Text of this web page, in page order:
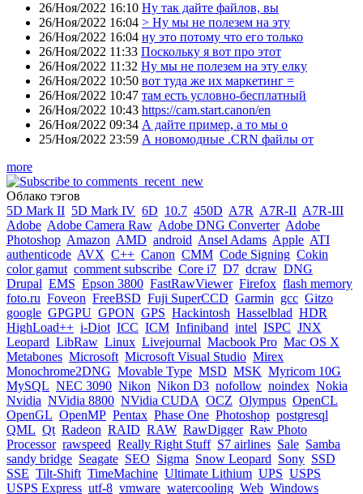
26/Ноя/2022 16:10 Ну так дайте файлов, вы
26/Ноя/2022 16:04 > Ну мы не полезем на эту
26/Ноя/2022 16:04 ну это потому что его только
26/Ноя/2022 11:33 Поскольку я вот про этот
26/Ноя/2022 11:32 Ну мы не полезем на эту елку
26/Ноя/2022 10:50 вот туда же их маркетинг =
26/Ноя/2022 10:47 там есть условно-бесплатный
26/Ноя/2022 10:43 https://cam.start.canon/en
26/Ноя/2022 09:34 А дайте пример, а то мы о
25/Ноя/2022 23:59 А новомодные .CRN файлы от
more
Облако тэгов
5D Mark II 5D Mark IV 6D 10.7 450D A7R A7R-II A7R-III
Adobe Adobe Camera Raw Adobe DNG Converter Adobe
Photoshop Amazon AMD android Ansel Adams Apple ATI
authenticode AVX C++ Canon CMM Code Signing Cokin
color gamut comment subscribe Core i7 D7 dcraw DNG
Drupal EMS Epson 3800 FastRawViewer Firefox flash memory
foto.ru Foveon FreeBSD Fuji SuperCCD Garmin gcc Gitzo
google GPGPU GPON GPS Hackintosh Hasselblad HDR
HighLoad++ i-Diot ICC ICM Infiniband intel ISPC JNX
Leopard LibRaw Linux Livejournal Macbook Pro Mac OS X
Metabones Microsoft Microsoft Visual Studio Mirex
Monochrome2DNG Movable Type MSD MSK Myricom 10G
MySQL NEC 3090 Nikon Nikon D3 nofollow noindex Nokia
Nvidia NVidia 8800 NVidia CUDA OCZ Olympus OpenCL
OpenGL OpenMP Pentax Phase One Photoshop postgresql
QML Qt Radeon RAID RAW RawDigger Raw Photo
Processor rawspeed Really Right Stuff S7 airlines Sale Samba
sandy bridge Seagate SEO Sigma Snow Leopard Sony SSD
SSE Tilt-Shift TimeMachine Ultimate Lithium UPS USPS
USPS Express utf-8 vmware watercooling Web Windows